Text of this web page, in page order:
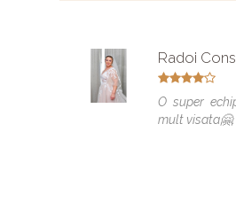
Radoi
O super
mult